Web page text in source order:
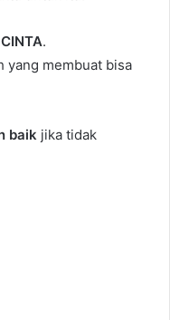
.
yang membuat bisa
baik jika tidak